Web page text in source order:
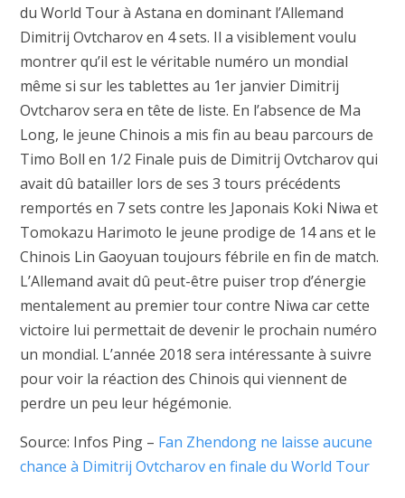
du World Tour à Astana en dominant l’Allemand
Dimitrij Ovtcharov en 4 sets. Il a visiblement voulu
montrer qu’il est le véritable numéro un mondial
même si sur les tablettes au 1er janvier Dimitrij
Ovtcharov sera en tête de liste. En l’absence de Ma
Long, le jeune Chinois a mis fin au beau parcours de
Timo Boll en 1/2 Finale puis de Dimitrij Ovtcharov qui
avait dû batailler lors de ses 3 tours précédents
remportés en 7 sets contre les Japonais Koki Niwa et
Tomokazu Harimoto le jeune prodige de 14 ans et le
Chinois Lin Gaoyuan toujours fébrile en fin de match.
L’Allemand avait dû peut-être puiser trop d’énergie
mentalement au premier tour contre Niwa car cette
victoire lui permettait de devenir le prochain numéro
un mondial. L’année 2018 sera intéressante à suivre
pour voir la réaction des Chinois qui viennent de
perdre un peu leur hégémonie.
Source: Infos Ping – Fan Zhendong ne laisse aucune
chance à Dimitrij Ovtcharov en finale du World Tour